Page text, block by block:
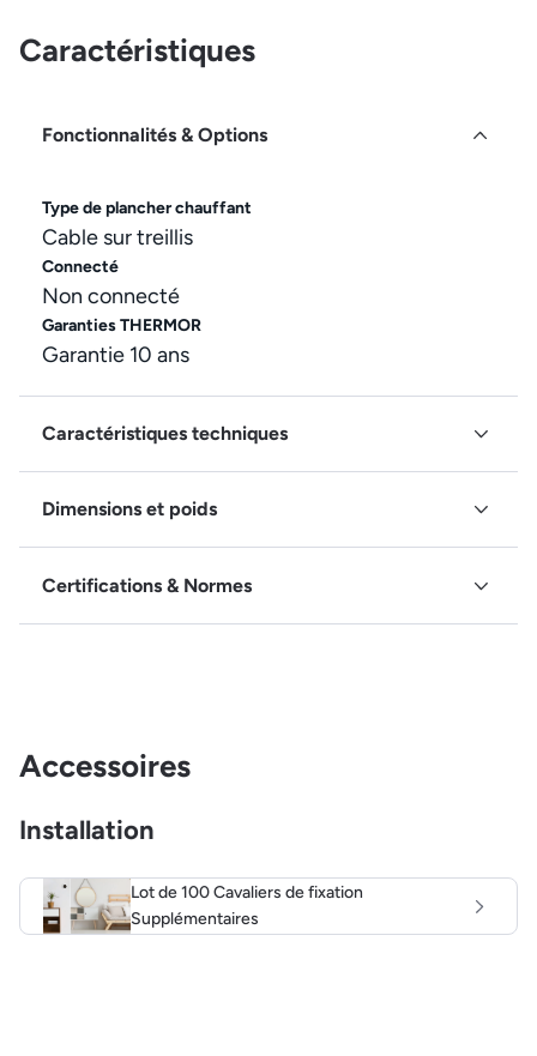
Caractéristiques
Fonctionnalités & Options
Type de plancher chauffant
Cable sur treillis
Connecté
Non connecté
Garanties THERMOR
Garantie 10 ans
Caractéristiques techniques
Dimensions et poids
Certifications & Normes
Accessoires
Installation
Lot de 100 Cavaliers de fixation
Supplémentaires